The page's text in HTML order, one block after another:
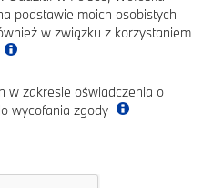
podstawie moich osobistych
w związku z korzystaniem
w zakresie oświadczenia o
wycofania zgody